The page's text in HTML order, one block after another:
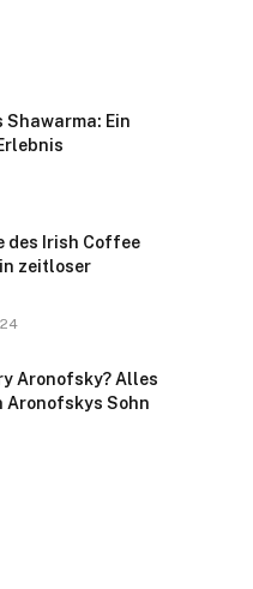
Shawarma: Ein
des Irish Coffee
zeitloser
Aronofsky? Alles
Aronofskys Sohn